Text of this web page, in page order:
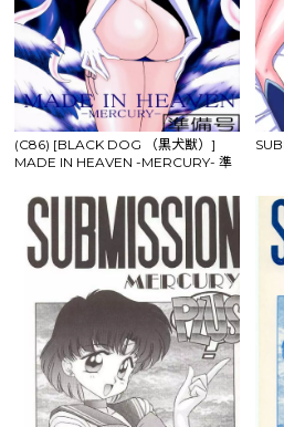
(C86) [BLACK DOG （黒犬獣）]
MADE IN HEAVEN -MERCURY- 準